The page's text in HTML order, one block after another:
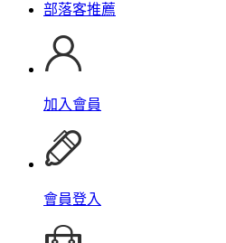
部落客推薦
加入會員
會員登入